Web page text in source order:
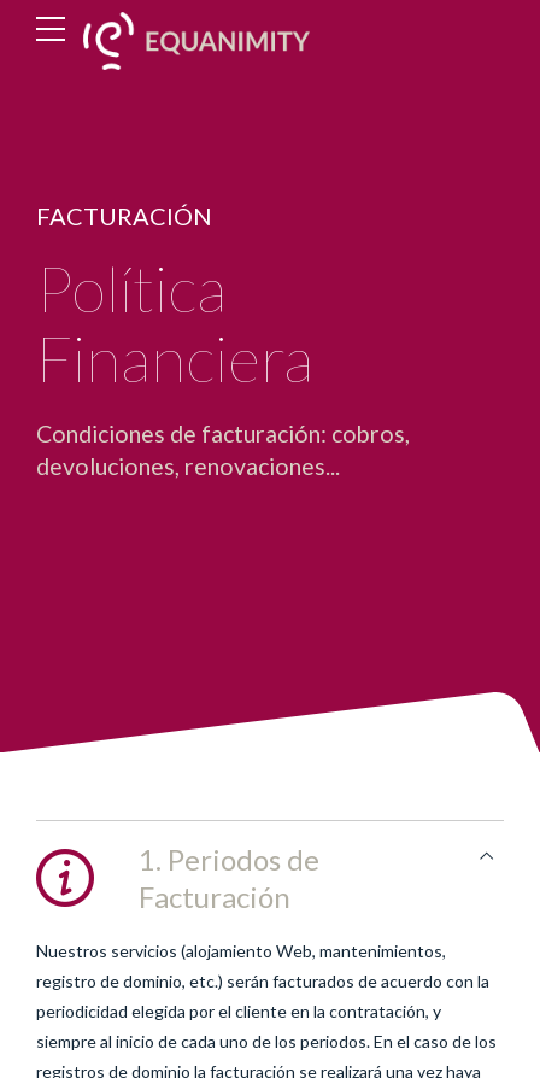
FACTURACIÓN
Política
Financiera
Condiciones de facturación: cobros,
devoluciones, renovaciones...
1. Periodos de
Facturación
Nuestros servicios (alojamiento Web, mantenimientos,
registro de dominio, etc.) serán facturados de acuerdo con la
periodicidad elegida por el cliente en la contratación, y
siempre al inicio de cada uno de los periodos. En el caso de los
registros de dominio la facturación se realizará una vez haya